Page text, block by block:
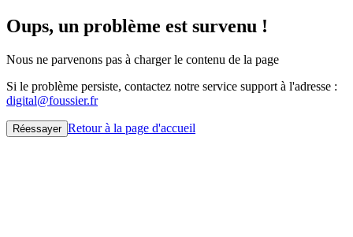
Oups, un problème est survenu !
Nous ne parvenons pas à charger le contenu de la page
Si le problème persiste, contactez notre service support à l'adresse :
digital@foussier.fr
Réessayer Retour à la page d'accueil